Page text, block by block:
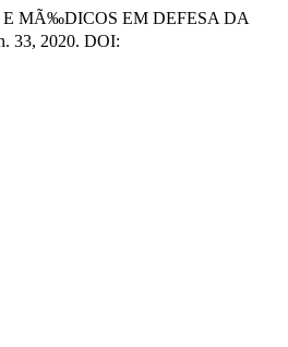
E MÃ‰DICOS EM DEFESA DA
33, 2020. DOI: